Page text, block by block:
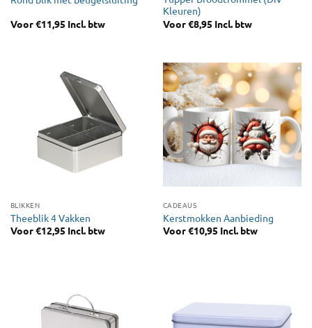
Voor€11,95 Incl. btw
Kleuren)
Voor€8,95 Incl. btw
BLIKKEN
Theeblik 4 Vakken
Voor€12,95 Incl. btw
CADEAUS
Kerstmokken Aanbieding
Voor€10,95 Incl. btw